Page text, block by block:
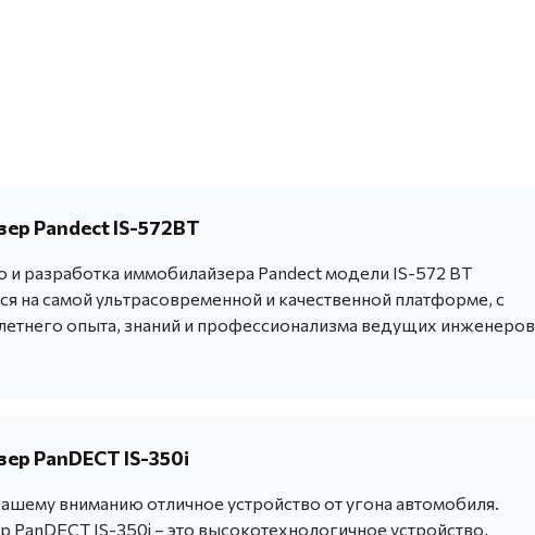
Pandect IS-572BT
и разработка иммобилайзера Pandect модели IS-572 BT
на самой ультрасовременной и качественной платформе, с
опыта, знаний и профессионализма ведущих инженеров
PanDECT IS-350i
вниманию отличное устройство от угона автомобиля.
IS-350i – это высокотехнологичное устройство,